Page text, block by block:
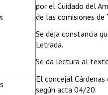
por el Cuidado del
de las comisiones de
Se deja constancia
Letrada.
Se da lectura al
El concejal
según acta 04/20.